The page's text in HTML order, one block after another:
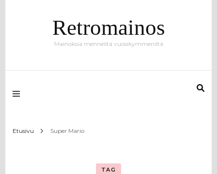
Retromainos
Mainoksia menneiltä vuosikymmeniltä
Etusivu Super Mario
TAG